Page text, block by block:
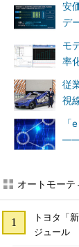
安
デ
モ
率
従
視
オートモー
トヨタ「
ジュール